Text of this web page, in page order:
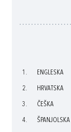
1. ENGLESKA
2. HRVATSKA
3. ČEŠKA
4. ŠPANJOLSKA